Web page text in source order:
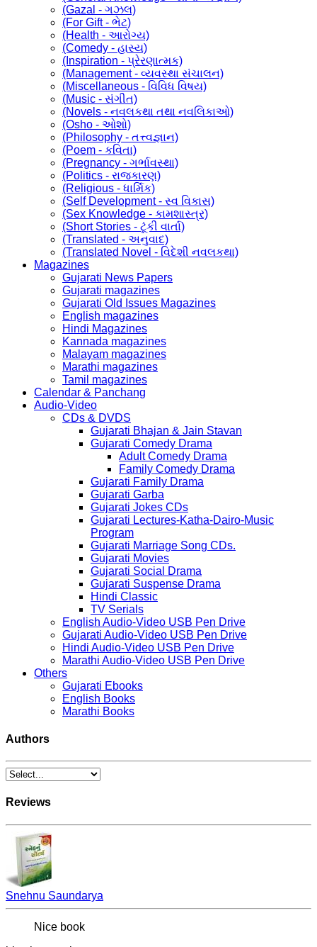
(Gazal - ગઝલ)
(For Gift - ભેટ)
(Health - આરોગ્ય)
(Comedy - હાસ્ય)
(Inspiration - પ્રેરણાત્મક)
(Management - વ્યવસ્થા સંચાલન)
(Miscellaneous - વિવિધ વિષય)
(Music - સંગીત)
(Novels - નવલકથા તથા નવલિકાઓ)
(Osho - ઓશો)
(Philosophy - તત્ત્વજ્ઞાન)
(Poem - કવિતા)
(Pregnancy - ગર્ભાવસ્થા)
(Politics - રાજકારણ)
(Religious - ધાર્મિક)
(Self Development - સ્વ વિકાસ)
(Sex Knowledge - કામશાસ્ત્ર)
(Short Stories - ટૂંકી વાર્તા)
(Translated - અનુવાદ)
(Translated Novel - વિદેશી નવલકથા)
Magazines
Gujarati News Papers
Gujarati magazines
Gujarati Old Issues Magazines
English magazines
Hindi Magazines
Kannada magazines
Malayam magazines
Marathi magazines
Tamil magazines
Calendar & Panchang
Audio-Video
CDs & DVDS
Gujarati Bhajan & Jain Stavan
Gujarati Comedy Drama
Adult Comedy Drama
Family Comedy Drama
Gujarati Family Drama
Gujarati Garba
Gujarati Jokes CDs
Gujarati Lectures-Katha-Dairo-Music
Program
Gujarati Marriage Song CDs.
Gujarati Movies
Gujarati Social Drama
Gujarati Suspense Drama
Hindi Classic
TV Serials
English Audio-Video USB Pen Drive
Gujarati Audio-Video USB Pen Drive
Hindi Audio-Video USB Pen Drive
Marathi Audio-Video USB Pen Drive
Others
Gujarati Ebooks
English Books
Marathi Books
Authors
Reviews
Snehnu Saundarya
Nice book